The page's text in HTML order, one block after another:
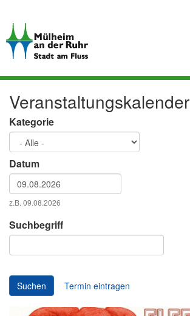
zum
Inhalt
Veranstaltungskalender
Kategorie
Datum
Datum
z.B. 09.08.2026
Datum
Suchbegriff
Suchen Termin eintragen